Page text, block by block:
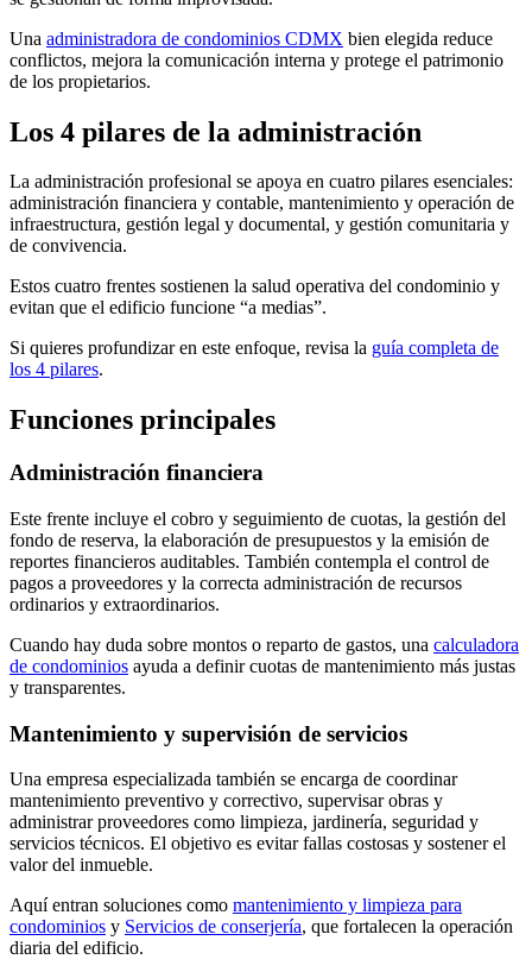
Una administradora de condominios CDMX bien elegida reduce
conflictos, mejora la comunicación interna y protege el patrimonio
de los propietarios.
Los 4 pilares de la administración
La administración profesional se apoya en cuatro pilares esenciales:
administración financiera y contable, mantenimiento y operación de
infraestructura, gestión legal y documental, y gestión comunitaria y
de convivencia.
Estos cuatro frentes sostienen la salud operativa del condominio y
evitan que el edificio funcione “a medias”.
Si quieres profundizar en este enfoque, revisa la guía completa de
los 4 pilares.
Funciones principales
Administración financiera
Este frente incluye el cobro y seguimiento de cuotas, la gestión del
fondo de reserva, la elaboración de presupuestos y la emisión de
reportes financieros auditables. También contempla el control de
pagos a proveedores y la correcta administración de recursos
ordinarios y extraordinarios.
Cuando hay duda sobre montos o reparto de gastos, una calculadora
de condominios ayuda a definir cuotas de mantenimiento más justas
y transparentes.
Mantenimiento y supervisión de servicios
Una empresa especializada también se encarga de coordinar
mantenimiento preventivo y correctivo, supervisar obras y
administrar proveedores como limpieza, jardinería, seguridad y
servicios técnicos. El objetivo es evitar fallas costosas y sostener el
valor del inmueble.
Aquí entran soluciones como mantenimiento y limpieza para
condominios y Servicios de conserjería, que fortalecen la operación
diaria del edificio.